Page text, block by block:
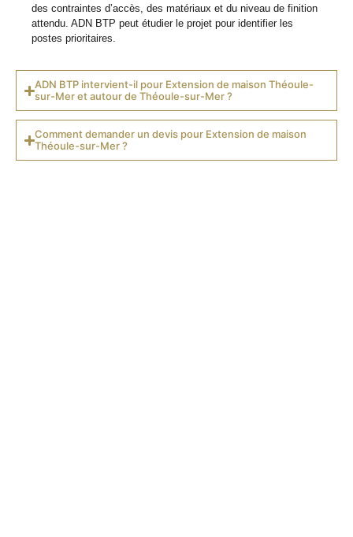
des contraintes d’accès, des matériaux et du niveau de finition
attendu. ADN BTP peut étudier le projet pour identifier les
postes prioritaires.
ADN BTP intervient-il pour Extension de maison Théoule-
sur-Mer et autour de Théoule-sur-Mer ?
Comment demander un devis pour Extension de maison
Théoule-sur-Mer ?